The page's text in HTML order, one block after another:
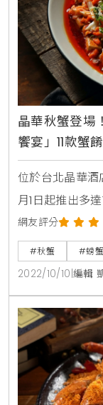
晶華秋蟹登場
饗宴」11款蟹
「膏蟹燴麻婆
位於台北晶華酒
月1日起推出多
海明選用毛蟹、
烹煮出潮式花雕
白蒸花蟹、XO
蟹控、海鮮控
「秋蟹饗宴」是
中餐廚藝總監鄔
主廚首推「潮
網友評分
#秋蟹 #螃蟹
2022/10/10 編輯